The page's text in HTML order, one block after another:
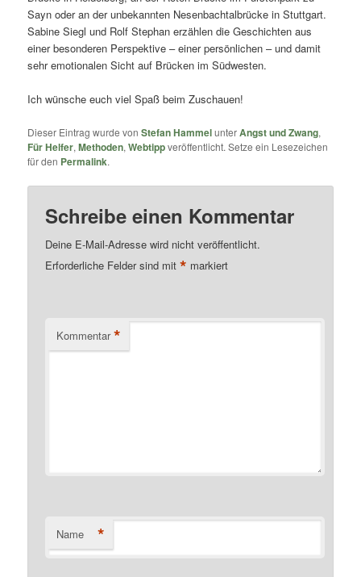
Sayn oder an der unbekannten Nesenbachtalbrücke in Stuttgart.
Sabine Siegl und Rolf Stephan erzählen die Geschichten aus
einer besonderen Perspektive – einer persönlichen – und damit
sehr emotionalen Sicht auf Brücken im Südwesten.
Ich wünsche euch viel Spaß beim Zuschauen!
Dieser Eintrag wurde vonStefan HammelunterAngst und Zwang,
Für Helfer,Methoden,Webtippveröffentlicht. Setze ein Lesezeichen
für den Permalink.
Schreibe einen Kommentar
Deine E-Mail-Adresse wird nicht veröffentlicht.
Erforderliche Felder sind mit* markiert
Kommentar *
Name *